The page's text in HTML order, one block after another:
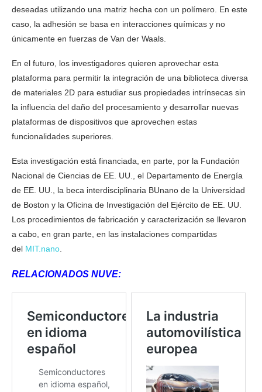
deseadas utilizando una matriz hecha con un polímero. En este
caso, la adhesión se basa en interacciones químicas y no
únicamente en fuerzas de Van der Waals.
En el futuro, los investigadores quieren aprovechar esta
plataforma para permitir la integración de una biblioteca diversa
de materiales 2D para estudiar sus propiedades intrínsecas sin
la influencia del daño del procesamiento y desarrollar nuevas
plataformas de dispositivos que aprovechen estas
funcionalidades superiores.
Esta investigación está financiada, en parte, por la Fundación
Nacional de Ciencias de EE. UU., el Departamento de Energía
de EE. UU., la beca interdisciplinaria BUnano de la Universidad
de Boston y la Oficina de Investigación del Ejército de EE. UU.
Los procedimientos de fabricación y caracterización se llevaron
a cabo, en gran parte, en las instalaciones compartidas
del MIT.nano
RELACIONADOS NUVE: